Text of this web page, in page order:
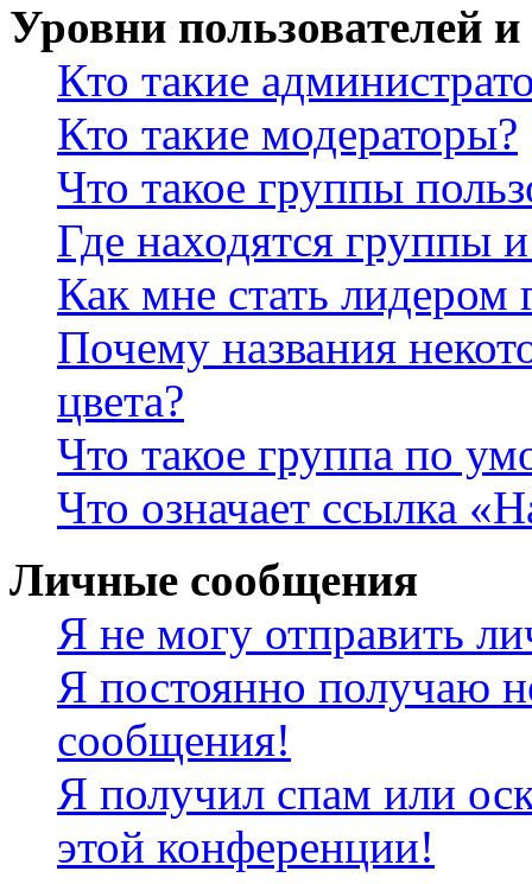
Уровни пользователей
Кто такие
Кто такие модераторы?
Что такое группы
Где находятся группы
Как мне стать лидером
Почему названия
цвета?
Что такое группа по
Что означает ссылка
Личные сообщения
Я не могу отправить
Я постоянно получаю
сообщения!
Я получил спам или
этой конференции!